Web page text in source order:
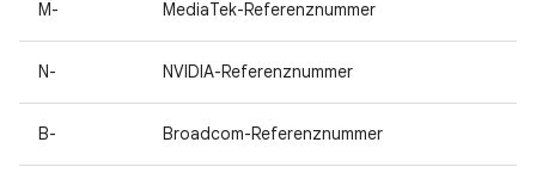
M- MediaTek-Referenznummer
N- NVIDIA-Referenznummer
B- Broadcom-Referenznummer